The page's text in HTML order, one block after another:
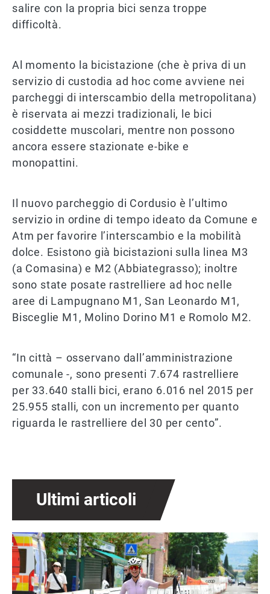
salire con la propria bici senza troppe
difficoltà.
Al momento la bicistazione (che è priva di un
servizio di custodia ad hoc come avviene nei
parcheggi di interscambio della metropolitana)
è riservata ai mezzi tradizionali, le bici
cosiddette muscolari, mentre non possono
ancora essere stazionate e-bike e
monopattini.
Il nuovo parcheggio di Cordusio è l’ultimo
servizio in ordine di tempo ideato da Comune e
Atm per favorire l’interscambio e la mobilità
dolce. Esistono già bicistazioni sulla linea M3
(a Comasina) e M2 (Abbiategrasso); inoltre
sono state posate rastrelliere ad hoc nelle
aree di Lampugnano M1, San Leonardo M1,
Bisceglie M1, Molino Dorino M1 e Romolo M2.
“In città – osservano dall’amministrazione
comunale -, sono presenti 7.674 rastrelliere
per 33.640 stalli bici, erano 6.016 nel 2015 per
25.955 stalli, con un incremento per quanto
riguarda le rastrelliere del 30 per cento”.
Ultimi articoli
Immagine